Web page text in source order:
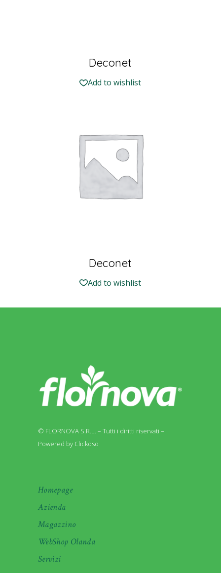
Deconet
Add to wishlist
Deconet
Add to wishlist
© FLORNOVA S.R.L. – Tutti i diritti riservati –
Powered by Clickoso
Homepage
Azienda
Magazzino
WebShop Olanda
Servizi